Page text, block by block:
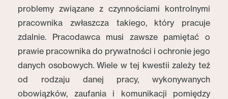
problemy związane z czynnościami kontrolnymi
pracownika zwłaszcza takiego, który pracuje
zdalnie. Pracodawca musi zawsze pamiętać o
prawie pracownika do prywatności i ochronie jego
danych osobowych. Wiele w tej kwestii zależy też
od rodzaju danej pracy, wykonywanych
obowiązków, zaufania i komunikacji pomiędzy